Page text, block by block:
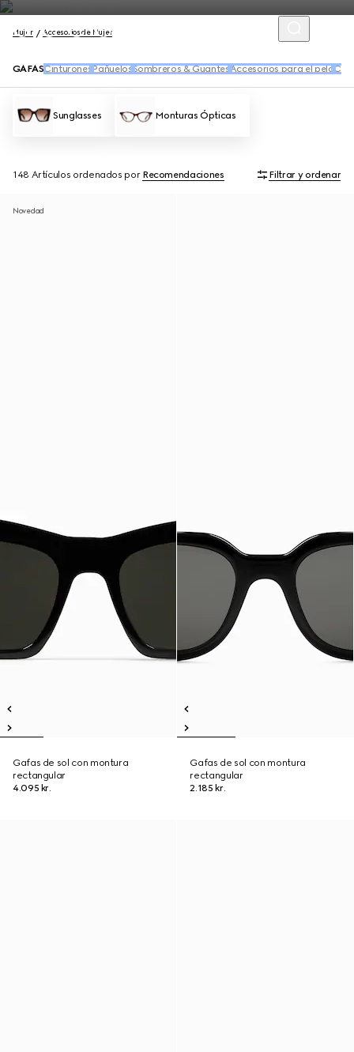
Mujer Accesorios de Mujer
GAFAS Cinturones Pañuelos Sombreros & Guantes Accesorios para el pelo
Sunglasses Monturas Ópticas
148 Artículos ordenados por Recomendaciones Filtrar y ordenar
Novedad
Gafas de sol con montura
rectangular
4.095 kr.
Gafas de sol con montura
rectangular
2.185 kr.